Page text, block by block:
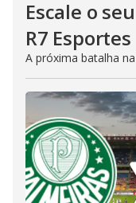
Escale o
R7 Esportes
A próxima batalha